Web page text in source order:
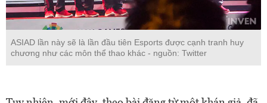
ASIAD lần này sẽ là lần đầu tiên Esports được cạnh tranh huy
chương như các môn thể thao khác - nguồn: Twitter